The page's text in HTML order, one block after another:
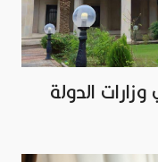
الدولة